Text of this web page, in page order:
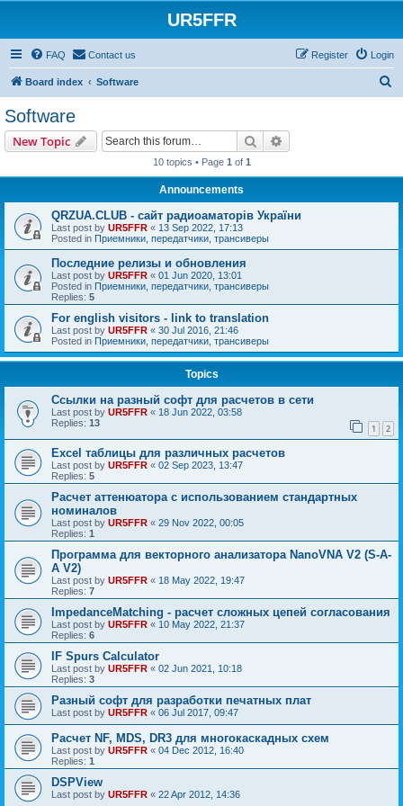
UR5FFR
FAQ Contact us Login
Register
Board index Software
Software
New Topic Search
10 topics • Page 1 of 1
Announcements
QRZUA.CLUB - сайт радиоаматорів України
Last post by UR5FFR « 13 Sep 2022, 17:13
Posted in Приемники, передатчики, трансиверы
Последние релизы и обновления
Last post by UR5FFR « 01 Jun 2020, 13:01
Posted in Приемники, передатчики, трансиверы
Replies: 5
For english visitors - link to translation
Last post by UR5FFR « 30 Jul 2016, 21:46
Posted in Приемники, передатчики, трансиверы
Topics
Ссылки на разный софт для расчетов в сети
Last post by UR5FFR « 18 Jun 2022, 03:58
Replies: 13 1 2
Excel таблицы для различных расчетов
Last post by UR5FFR « 02 Sep 2023, 13:47
Replies: 5
Расчет аттенюатора с использованием стандартных
номиналов
Last post by UR5FFR « 29 Nov 2022, 00:05
Replies: 1
Программа для векторного анализатора NanoVNA V2 (S-A-
A V2)
Last post by UR5FFR « 18 May 2022, 19:47
Replies: 7
ImpedanceMatching - расчет сложных цепей согласования
Last post by UR5FFR « 10 May 2022, 21:37
Replies: 6
IF Spurs Calculator
Last post by UR5FFR « 02 Jun 2021, 10:18
Replies: 3
Разный софт для разработки печатных плат
Last post by UR5FFR « 06 Jul 2017, 09:47
Расчет NF, MDS, DR3 для многокаскадных схем
Last post by UR5FFR « 04 Dec 2012, 16:40
Replies: 1
DSPView
Last post by UR5FFR « 22 Apr 2012, 14:36